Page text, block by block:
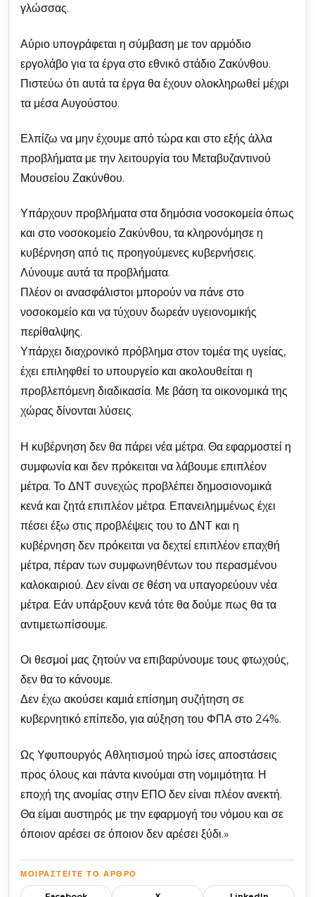
γλώσσας.
Αύριο υπογράφεται η σύμβαση με τον αρμόδιο
εργολάβο για τα έργα στο εθνικό στάδιο Ζακύνθου.
Πιστεύω ότι αυτά τα έργα θα έχουν ολοκληρωθεί μέχρι
τα μέσα Αυγούστου.
Ελπίζω να μην έχουμε από τώρα και στο εξής άλλα
προβλήματα με την λειτουργία του Μεταβυζαντινού
Μουσείου Ζακύνθου.
Υπάρχουν προβλήματα στα δημόσια νοσοκομεία όπως
και στο νοσοκομείο Ζακύνθου, τα κληρονόμησε η
κυβέρνηση από τις προηγούμενες κυβερνήσεις.
Λύνουμε αυτά τα προβλήματα.
Πλέον οι ανασφάλιστοι μπορούν να πάνε στο
νοσοκομείο και να τύχουν δωρεάν υγειονομικής
περίθαλψης.
Υπάρχει διαχρονικό πρόβλημα στον τομέα της υγείας,
έχει επιληφθεί το υπουργείο και ακολουθείται η
προβλεπόμενη διαδικασία. Με βάση τα οικονομικά της
χώρας δίνονται λύσεις.
Η κυβέρνηση δεν θα πάρει νέα μέτρα. Θα εφαρμοστεί η
συμφωνία και δεν πρόκειται να λάβουμε επιπλέον
μέτρα. Το ΔΝΤ συνεχώς προβλέπει δημοσιονομικά
κενά και ζητά επιπλέον μέτρα. Επανειλημμένως έχει
πέσει έξω στις προβλέψεις του το ΔΝΤ και η
κυβέρνηση δεν πρόκειται να δεχτεί επιπλέον επαχθή
μέτρα, πέραν των συμφωνηθέντων του περασμένου
καλοκαιριού. Δεν είναι σε θέση να υπαγορεύουν νέα
μέτρα. Εάν υπάρξουν κενά τότε θα δούμε πως θα τα
αντιμετωπίσουμε.
Οι θεσμοί μας ζητούν να επιβαρύνουμε τους φτωχούς,
δεν θα το κάνουμε.
Δεν έχω ακούσει καμιά επίσημη συζήτηση σε
κυβερνητικό επίπεδο, για αύξηση του ΦΠΑ στο 24%.
Ως Υφυπουργός Αθλητισμού τηρώ ίσες αποστάσεις
προς όλους και πάντα κινούμαι στη νομιμότητα. Η
εποχή της ανομίας στην ΕΠΟ δεν είναι πλέον ανεκτή.
Θα είμαι αυστηρός με την εφαρμογή του νόμου και σε
όποιον αρέσει σε όποιον δεν αρέσει ξύδι.»
ΜΟΙΡΑΣΤΕΊΤΕ ΤΟ ΆΡΘΡΟ